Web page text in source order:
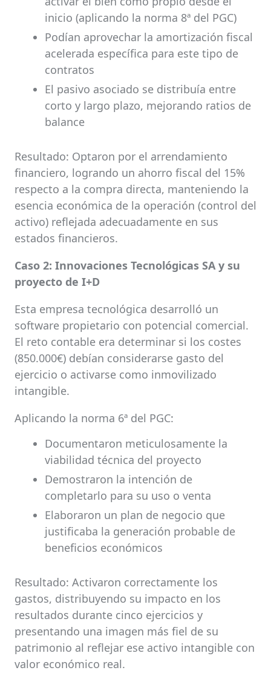
inicio (aplicando la norma 8ª del PGC)
Podían aprovechar la amortización fiscal
acelerada específica para este tipo de
contratos
El pasivo asociado se distribuía entre
corto y largo plazo, mejorando ratios de
balance
Resultado: Optaron por el arrendamiento
financiero, logrando un ahorro fiscal del 15%
respecto a la compra directa, manteniendo la
esencia económica de la operación (control del
activo) reflejada adecuadamente en sus
estados financieros.
Caso 2: Innovaciones Tecnológicas SA y su
proyecto de I+D
Esta empresa tecnológica desarrolló un
software propietario con potencial comercial.
El reto contable era determinar si los costes
(850.000€) debían considerarse gasto del
ejercicio o activarse como inmovilizado
intangible.
Aplicando la norma 6ª del PGC:
Documentaron meticulosamente la
viabilidad técnica del proyecto
Demostraron la intención de
completarlo para su uso o venta
Elaboraron un plan de negocio que
justificaba la generación probable de
beneficios económicos
Resultado: Activaron correctamente los
gastos, distribuyendo su impacto en los
resultados durante cinco ejercicios y
presentando una imagen más fiel de su
patrimonio al reflejar ese activo intangible con
valor económico real.